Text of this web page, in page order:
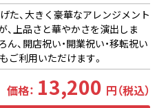
た、大きく豪華なアレンジメント
、上品さと華やかさを演出しま
、開店祝い・開業祝い・移転祝い
ご利用いただけます。
価格： 13,200 円（税込）